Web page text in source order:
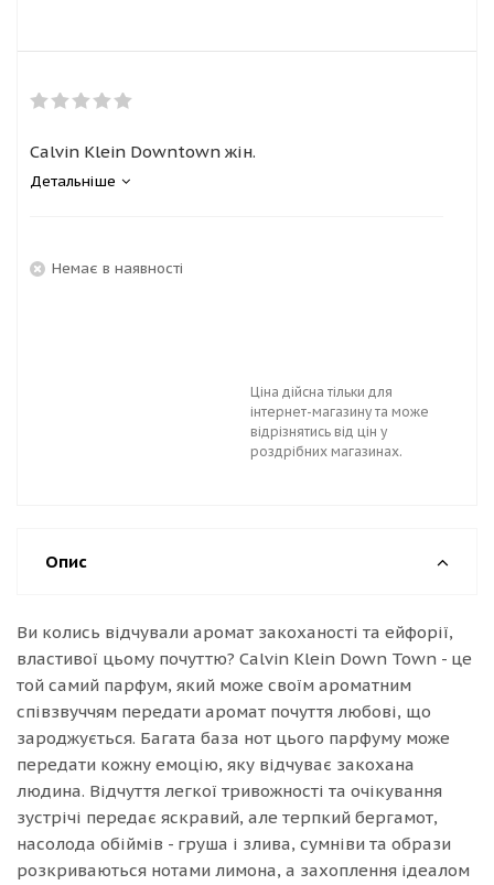
Calvin Klein Downtown жін.
Детальніше
Немає в наявності
Ціна дійсна тільки для
інтернет-магазину та може
відрізнятись від цін у
роздрібних магазинах.
Опис
Ви колись відчували аромат закоханості та ейфорії,
властивої цьому почуттю? Calvin Klein Down Town - це
той самий парфум, який може своїм ароматним
співзвуччям передати аромат почуття любові, що
зароджується. Багата база нот цього парфуму може
передати кожну емоцію, яку відчуває закохана
людина. Відчуття легкої тривожності та очікування
зустрічі передає яскравий, але терпкий бергамот,
насолода обіймів - груша і злива, сумніви та образи
розкриваються нотами лимона, а захоплення ідеалом